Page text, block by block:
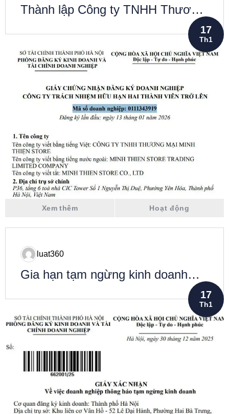
Thành lập Công ty TNHH Thương
17
Th1
Xem thêm Hoạt động
luat360
Gia hạn tạm ngừng kinh doanh
Công ty TNHH THD Canada Việt 17
Th1